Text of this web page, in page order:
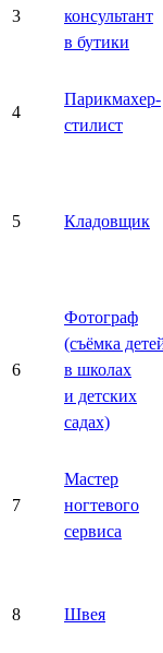
3
консультант
в бутики
4
Парикмахер-
стилист
5 Кладовщик
6
Фотограф
(съёмка
в школах
и детских
садах)
7
Мастер
ногтевого
сервиса
8 Швея